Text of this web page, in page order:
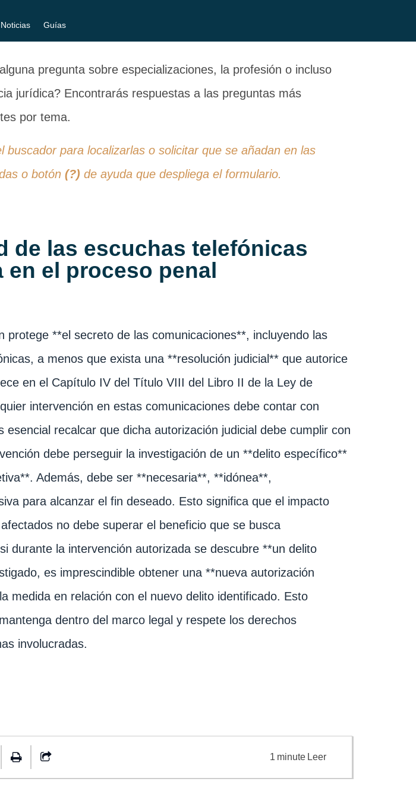
Noticias Guías
pregunta sobre especializaciones, la profesión o incluso
jurídica? Encontrarás respuestas a las preguntas más
por tema.
buscador para localizarlas o solicitar que se añadan en las
o botón(?) de ayuda que despliega el formulario.
de las escuchas telefónicas
el proceso penal
protege **el secreto de las comunicaciones**, incluyendo las
a menos que exista una **resolución judicial** que autorice
en el Capítulo IV del Título VIII del Libro II de la Ley de
intervención en estas comunicaciones debe contar con
esencial recalcar que dicha autorización judicial debe cumplir con
debe perseguir la investigación de un **delito específico**
Además, debe ser **necesaria**, **idónea**,
para alcanzar el fin deseado. Esto significa que el impacto
no debe superar el beneficio que se busca
durante la intervención autorizada se descubre **un delito
es imprescindible obtener una **nueva autorización
medida en relación con el nuevo delito identificado. Esto
dentro del marco legal y respete los derechos
involucradas.
1 minute Leer